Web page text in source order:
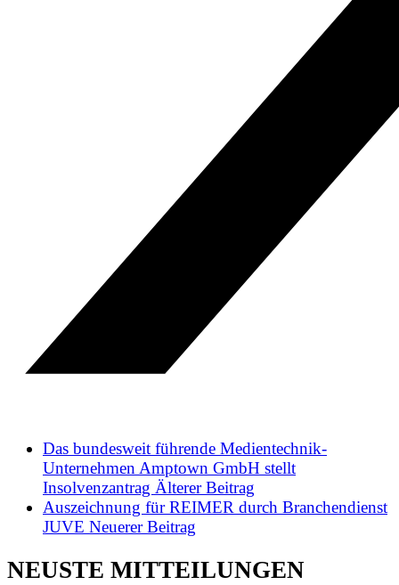
Das bundesweit führende Medientechnik-
Unternehmen Amptown GmbH stellt
Insolvenzantrag Älterer Beitrag
Auszeichnung für REIMER durch Branchendienst
JUVE Neuerer Beitrag
NEUSTE MITTEILUNGEN